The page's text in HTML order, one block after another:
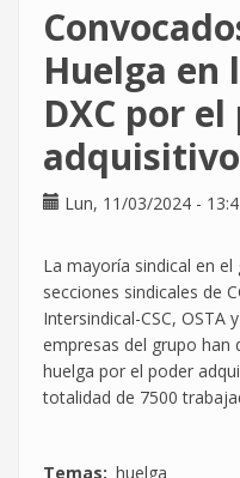
La
ha
hablado
claro.
Huelga en
DXC por
adquisitivo
Lun, 11/03/2024 -
La mayoría sindical en
secciones sindicales de
Intersindical-CSC, OSTA
empresas del grupo han
huelga por el poder
totalidad de 7500
Temas
huelga